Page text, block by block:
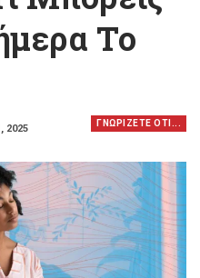
Το
ΓΝΩΡΙΖΕΤΕ ΟΤΙ...
2025